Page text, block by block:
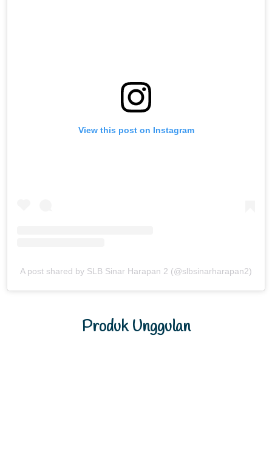
View this post on Instagram
A post shared by SLB Sinar Harapan 2 (@slbsinarharapan2)
Produk Unggulan